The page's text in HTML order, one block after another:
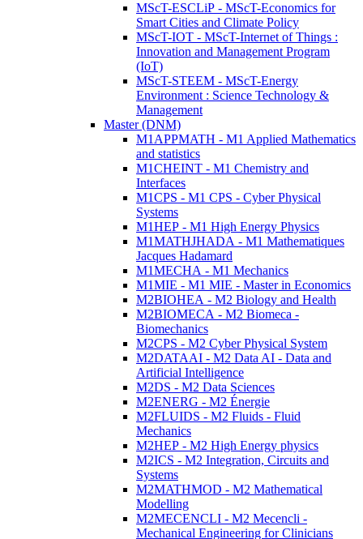
MScT-ESCLiP - MScT-Economics for
Smart Cities and Climate Policy
MScT-IOT - MScT-Internet of Things :
Innovation and Management Program
(IoT)
MScT-STEEM - MScT-Energy
Environment : Science Technology &
Management
Master (DNM)
M1APPMATH - M1 Applied Mathematics
and statistics
M1CHEINT - M1 Chemistry and
Interfaces
M1CPS - M1 CPS - Cyber Physical
Systems
M1HEP - M1 High Energy Physics
M1MATHJHADA - M1 Mathematiques
Jacques Hadamard
M1MECHA - M1 Mechanics
M1MIE - M1 MIE - Master in Economics
M2BIOHEA - M2 Biology and Health
M2BIOMECA - M2 Biomeca -
Biomechanics
M2CPS - M2 Cyber Physical System
M2DATAAI - M2 Data AI - Data and
Artificial Intelligence
M2DS - M2 Data Sciences
M2ENERG - M2 Énergie
M2FLUIDS - M2 Fluids - Fluid
Mechanics
M2HEP - M2 High Energy physics
M2ICS - M2 Integration, Circuits and
Systems
M2MATHMOD - M2 Mathematical
Modelling
M2MECENCLI - M2 Mecencli -
Mechanical Engineering for Clinicians